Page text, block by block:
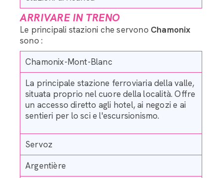
ARRIVARE IN TRENO
Le principali stazioni che servono Chamonix
sono :
Chamonix-Mont-Blanc
La principale stazione ferroviaria della valle,
situata proprio nel cuore della località. Offre
un accesso diretto agli hotel, ai negozi e ai
sentieri per lo sci e l'escursionismo.
Servoz
Argentière